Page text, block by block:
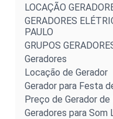
LOCAÇÃO
GERADORES
PAULO
GRUPOS
Geradores
Locação de Gerador
Gerador para Festa
Preço de Gerador de
Geradores para Som